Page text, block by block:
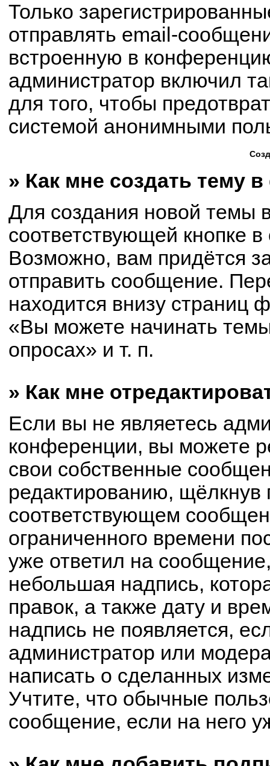
Только
отправлять email-
встроенную в
администратор включил
для того, чтобы
системой анонимными
» Как мне создать тему
Для создания новой темы
соответствующей кнопке
Возможно, вам придётся
отправить сообщение.
находится внизу
«Вы можете начинать
опросах» и т. п.
» Как мне
Если вы не являетесь
конференции, вы можете
свои собственные
редактированию, щёлкнув
соответствующем
ограниченного времени
уже ответил на
небольшая надпись,
правок, а также дату и
надпись не появляется,
администратор или
написать о сделанных
Учтите, что обычные
сообщение, если на него